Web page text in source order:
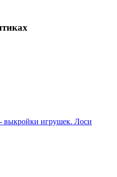
выкройки игрушек. Лоси